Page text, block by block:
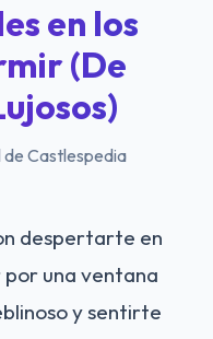
en los
(De
Castlespedia
despertarte en
por una ventana
y sentirte